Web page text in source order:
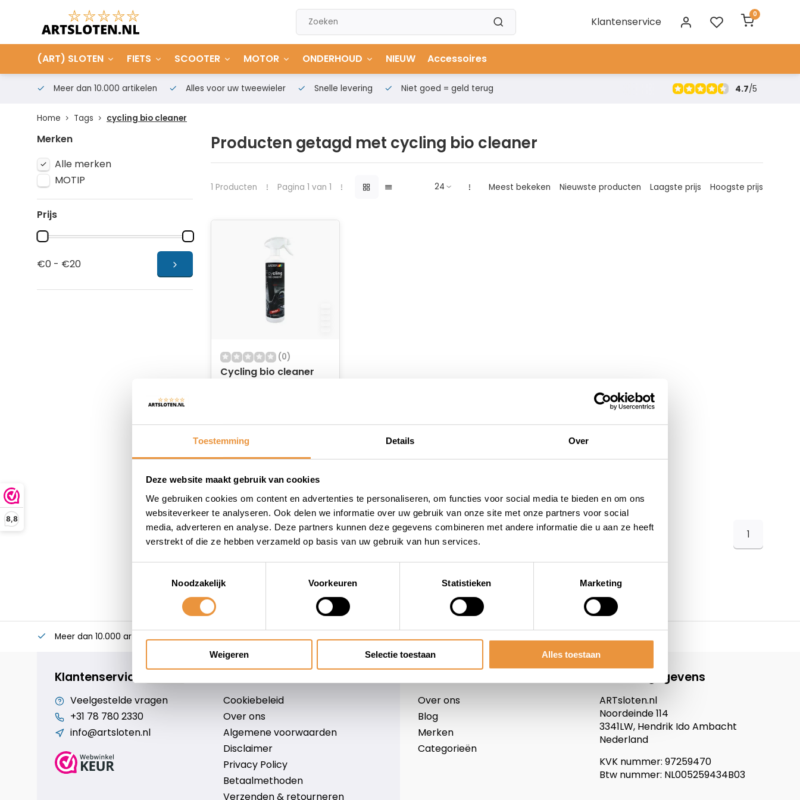
Toestemming Details Over
Deze website maakt gebruik van cookies
We gebruiken cookies om content en advertenties te personaliseren, om functies voor social media te bieden en om ons
websiteverkeer te analyseren. Ook delen we informatie over uw gebruik van onze site met onze partners voor social
media, adverteren en analyse. Deze partners kunnen deze gegevens combineren met andere informatie die u aan ze heeft
verstrekt of die ze hebben verzameld op basis van uw gebruik van hun services.
Noodzakelijk
Voorkeuren Statistieken Marketing
Weigeren Selectie toestaan Alles toestaan
8,8
Klantenservice
0
(ART) SLOTEN FIETS SCOOTER MOTOR ONDERHOUD NIEUW Accessoires
Meer dan 10.000 artikelen Alles voor uw tweewieler Snelle levering Niet goed = geld terug 4.7/5
Home Tags cycling bio cleaner
Merken
Alle merken
MOTIP
Prijs
€0 - €20
Producten getagd met cycling bio cleaner
1 Producten Pagina 1 van 1 Meest bekeken Nieuwste producten Laagste prijs Hoogste prijs
(0)
Cycling bio cleaner
15,07
1
Meer dan 10.000 artikelen Alles voor uw tweewieler Snelle levering Niet goed = geld terug
Klantenservice
Veelgestelde vragen
+31 78 780 2330
info@artsloten.nl
Cookiebeleid
Over ons
Algemene voorwaarden
Disclaimer
Privacy Policy
Betaalmethoden
Verzenden & retourneren
Over ons
Blog
Merken
Categorieën
Contactgegevens
ARTsloten.nl
Noordeinde 114
3341LW, Hendrik Ido Ambacht
Nederland
KVK nummer: 97259470
Btw nummer: NL005259434B03